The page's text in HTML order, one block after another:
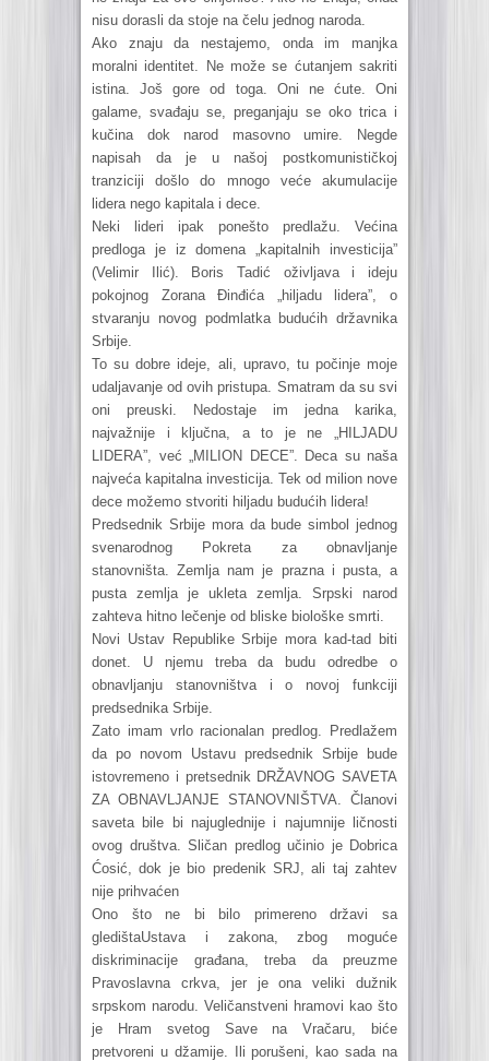
nisu dorasli da stoje na čelu jednog naroda.
Ako znaju da nestajemo, onda im manjka
moralni identitet. Ne može se ćutanjem sakriti
istina. Još gore od toga. Oni ne ćute. Oni
galame, svađaju se, preganjaju se oko trica i
kučina dok narod masovno umire. Negde
napisah da je u našoj postkomunističkoj
tranziciji došlo do mnogo veće akumulacije
lidera nego kapitala i dece.
Neki lideri ipak ponešto predlažu. Većina
predloga je iz domena „kapitalnih investicija”
(Velimir Ilić). Boris Tadić oživljava i ideju
pokojnog Zorana Đinđića „hiljadu lidera”, o
stvaranju novog podmlatka budućih državnika
Srbije.
To su dobre ideje, ali, upravo, tu počinje moje
udaljavanje od ovih pristupa. Smatram da su svi
oni preuski. Nedostaje im jedna karika,
najvažnije i ključna, a to je ne „HILJADU
LIDERA”, već „MILION DECE”. Deca su naša
najveća kapitalna investicija. Tek od milion nove
dece možemo stvoriti hiljadu budućih lidera!
Predsednik Srbije mora da bude simbol jednog
svenarodnog Pokreta za obnavljanje
stanovništa. Zemlja nam je prazna i pusta, a
pusta zemlja je ukleta zemlja. Srpski narod
zahteva hitno lečenje od bliske biološke smrti.
Novi Ustav Republike Srbije mora kad-tad biti
donet. U njemu treba da budu odredbe o
obnavljanju stanovništva i o novoj funkciji
predsednika Srbije.
Zato imam vrlo racionalan predlog. Predlažem
da po novom Ustavu predsednik Srbije bude
istovremeno i pretsednik DRŽAVNOG SAVETA
ZA OBNAVLJANJE STANOVNIŠTVA. Članovi
saveta bile bi najuglednije i najumnije ličnosti
ovog društva. Sličan predlog učinio je Dobrica
Ćosić, dok je bio predenik SRJ, ali taj zahtev
nije prihvaćen
Ono što ne bi bilo primereno državi sa
gledištaUstava i zakona, zbog moguće
diskriminacije građana, treba da preuzme
Pravoslavna crkva, jer je ona veliki dužnik
srpskom narodu. Veličanstveni hramovi kao što
je Hram svetog Save na Vračaru, biće
pretvoreni u džamije. Ili porušeni, kao sada na